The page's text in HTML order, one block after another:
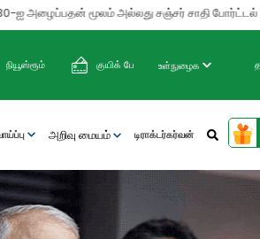
மூலம் அல்லது சஞ்சர் சாதி போர்ட்டல்
நியூஸ்ரூம் குயிக் பே உள்நுழைக
அறிவு மையம் டிராக்டர்கர்வன்